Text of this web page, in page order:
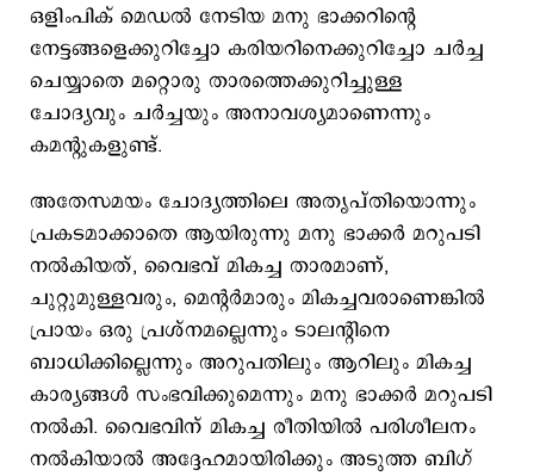
ഒളിംപിക് മെഡല്‍ നേടിയ മനു ഭാക്കറിന്റെ
നേട്ടങ്ങളെക്കുറിച്ചോ കരിയറിനെക്കുറിച്ചോ ചര്‍ച്ച
ചെയ്യാതെ മറ്റൊരു താരത്തെക്കുറിച്ചുള്ള
ചോദ്യവും ചര്‍ച്ചയും അനാവശ്യമാണെന്നും
കമന്റുകളുണ്ട്.
അതേസമയം ചോദ്യത്തിലെ അതൃപ്തിയൊന്നും
പ്രകടമാക്കാതെ ആയിരുന്നു മനു ഭാക്കര്‍ മറുപടി
നല്‍കിയത്, വൈഭവ് മികച്ച താരമാണ്,
ചുറ്റുമുള്ളവരും, മെന്റര്‍മാരും മികച്ചവരാണെങ്കില്‍
പ്രായം ഒരു പ്രശ്നമല്ലെന്നും ടാലന്റിനെ
ബാധിക്കില്ലെന്നും അറുപതിലും ആറിലും മികച്ച
കാര്യങ്ങള്‍ സംഭവിക്കുമെന്നും മനു ഭാക്കര്‍ മറുപടി
നല്‍കി. വൈഭവിന് മികച്ച രീതിയില്‍ പരിശീലനം
നല്‍കിയാല്‍ അദ്ദേഹമായിരിക്കും അടുത്ത ബിഗ്